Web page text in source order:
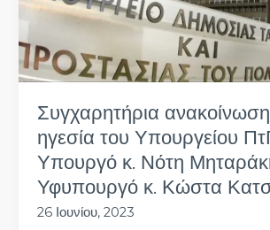
Συγχαρητήρια
ηγεσία του Υπουργείου
Υπουργό κ. Νότη
Υφυπουργό κ. Κώστα
26 Ιουνίου, 2023
Κώστα